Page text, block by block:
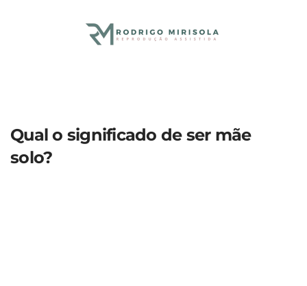
Skip to main content
Qual o significado de ser mãe
solo?